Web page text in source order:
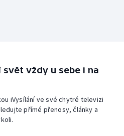
vždy u sebe i na
iVysílání ve své chytré televizi
přímé přenosy, články a